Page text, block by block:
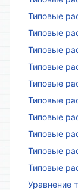
Типовые
Типовые
Типовые
Типовые
Типовые
Типовые
Типовые
Типовые
Типовые
Типовые
Уравнение